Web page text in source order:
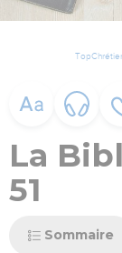
La
51
Sommaire